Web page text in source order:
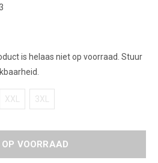
is helaas niet op voorraad. Stuur
XXL 3XL
VOORRAAD